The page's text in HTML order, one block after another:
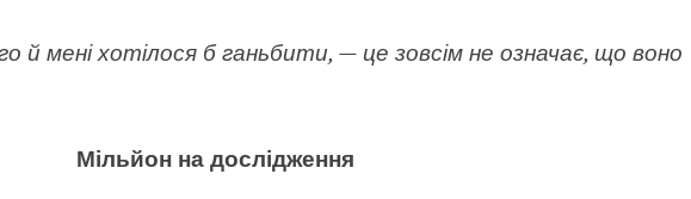
й мені хотілося б ганьбити, — це зовсім не означає, що воно
Мільйон на дослідження